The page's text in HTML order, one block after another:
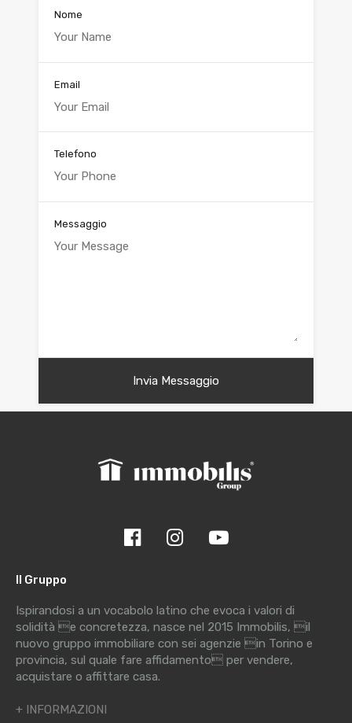
Nome
Email
Telefono
Messaggio
Il Gruppo
Ispirandosi a un vocabolo latino che evoca i valori di
solidità e concretezza, nasce nel 2015 Immobilis, il
nuovo gruppo immobiliare con sei agenzie in Torino e
provincia, sul quale fare affidamento per vendere,
acquistare o affittare casa.
+ INFORMAZIONI